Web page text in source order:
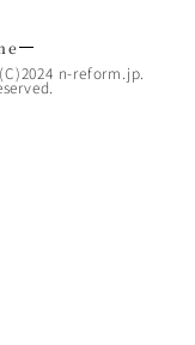
n-reform.jp.